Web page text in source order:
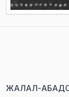
ЖАЛАЛ-